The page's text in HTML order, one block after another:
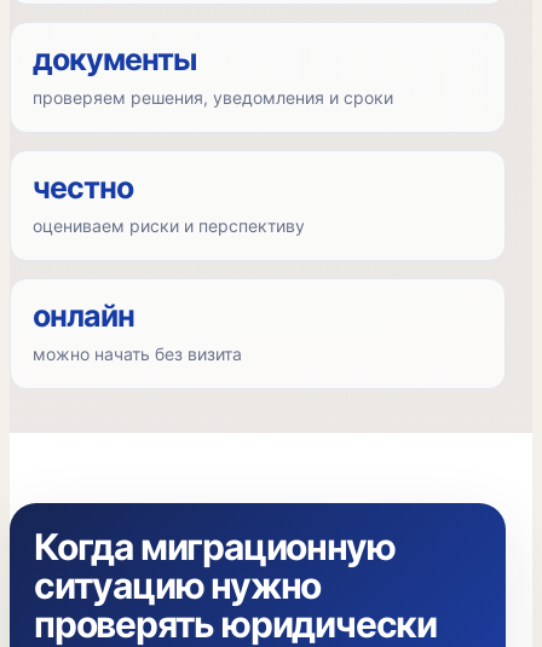
документы
проверяем решения, уведомления и сроки
честно
оцениваем риски и перспективу
онлайн
можно начать без визита
Когда миграционную
ситуацию нужно
проверять юридически